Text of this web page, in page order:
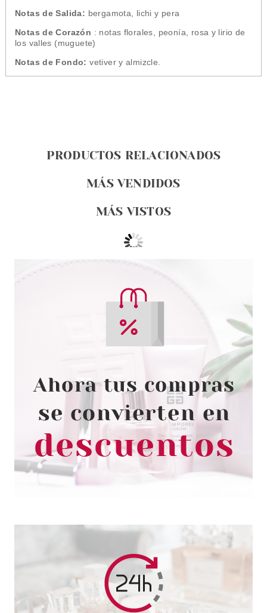
Notas de Salida: bergamota, lichi y pera
Notas de Corazón : notas florales, peonía, rosa y lirio de
los valles (muguete)
Notas de Fondo: vetiver y almizcle.
PRODUCTOS RELACIONADOS
MÁS VENDIDOS
MÁS VISTOS
ARMAF
ARMAF SEDUCTION POUR
FEMME EDP 100 ML VP
Pvr 45.00€
-38%
desde
27.95€